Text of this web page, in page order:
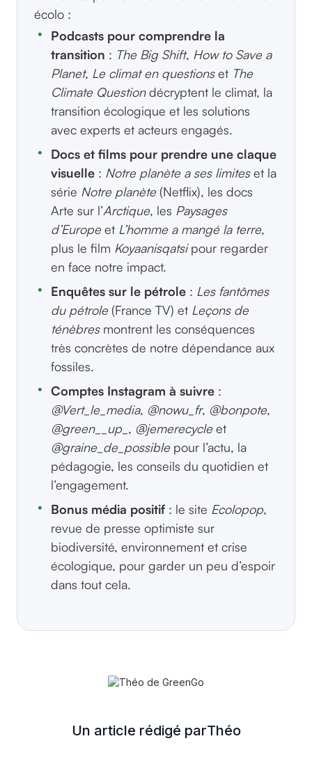
écolo :
Podcasts pour comprendre la
transition : The Big Shift, How to Save a
Planet, Le climat en questionset The
Climate Questiondécryptent le climat, la
transition écologique et les solutions
avec experts et acteurs engagés.
Docs et films pour prendre une claque
visuelle : Notre planète a ses limiteset la
série Notre planète (Netflix), les docs
Arte sur l’Arctique, les Paysages
d’Europe et L’homme a mangé la terre,
plus le film Koyaanisqatsipour regarder
en face notre impact.
Enquêtes sur le pétrole : Les fantômes
du pétrole (France TV) et Leçons de
ténèbresmontrent les conséquences
très concrètes de notre dépendance aux
fossiles.
Comptes Instagram à suivre :
@Vert_le_media, @nowu_fr, @bonpote,
@green__up_ , @jemerecycle et
@graine_de_possible pour l’actu, la
pédagogie, les conseils du quotidien et
l’engagement.
Bonus média positif : le site Ecolopop,
revue de presse optimiste sur
biodiversité, environnement et crise
écologique, pour garder un peu d’espoir
dans tout cela.
Un article rédigé parThéo